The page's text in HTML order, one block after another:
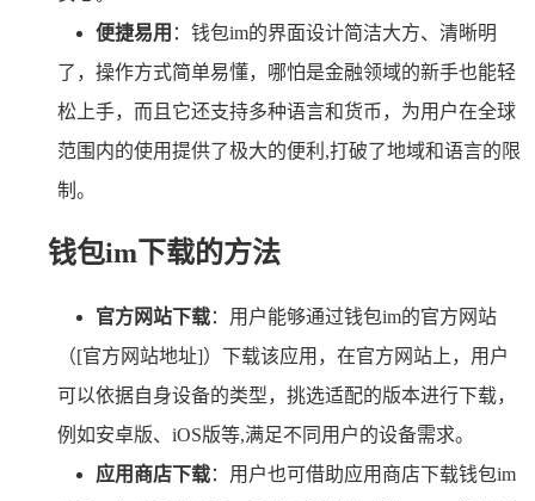
便捷易用 ：钱包im的界面设计简洁大方、清晰明
了，操作方式简单易懂，哪怕是金融领域的新手也能轻
松上手，而且它还支持多种语言和货币，为用户在全球
范围内的使用提供了极大的便利,打破了地域和语言的限
制。
钱包im下载的方法
官方网站下载：用户能够通过钱包im的官方网站
（[官方网站地址]）下载该应用，在官方网站上，用户
可以依据自身设备的类型，挑选适配的版本进行下载，
例如安卓版、iOS版等,满足不同用户的设备需求。
应用商店下载：用户也可借助应用商店下载钱包im